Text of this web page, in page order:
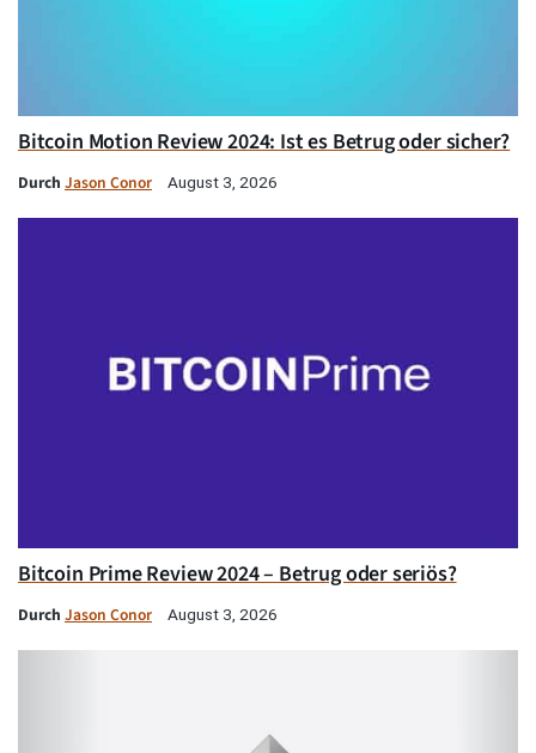
Bitcoin Motion Review 2024: Ist es Betrug oder sicher?
Durch Jason Conor August 3, 2026
Bitcoin Prime Review 2024 – Betrug oder seriös?
Durch Jason Conor August 3, 2026